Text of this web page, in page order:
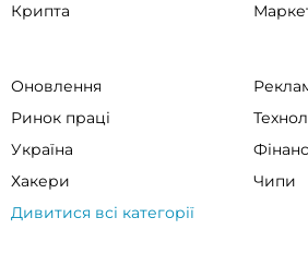
Крипта
Оновлення
Ринок праці
Україна
Хакери
Чипи
Дивитися всі категорії